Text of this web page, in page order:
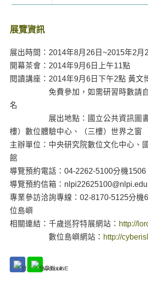
展覽資訊
展出時間：2014年8月26日~2015年2月
開幕茶會：2014年9月6日上午11點
閱讀講座：2014年9月6日下午2點 黃文
免費參加，如需研習時數請自
名
展出地點：國立公共資訊圖書
樓）數位體驗中心、（三樓）世界之窗
主辦單位：中央研究院數位文化中心、
館
導覽預約電話：04-2262-5100分機1506
導覽預約信箱：
專業參訪洽詢專線：02-8170-5125分機
位島嶼
相關連結：千歲巡狩特展網站： http://
數位島嶼網站： http://